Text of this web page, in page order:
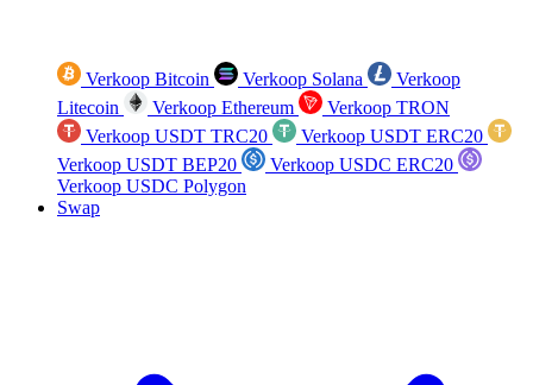
Verkoop Bitcoin Verkoop Solana
Verkoop
Litecoin
Verkoop Ethereum
Verkoop TRON
Verkoop USDT TRC20
Verkoop USDT ERC20
Verkoop USDT BEP20
Verkoop USDC ERC20
Verkoop USDC Polygon
Swap